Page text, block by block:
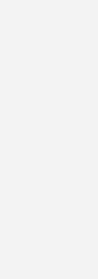
mit dem
von uns
gebündelt und
damit einverstanden, über
eine Abmeldung ist
mit Daten finden Sie